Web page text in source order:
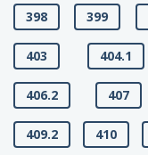
398 399
403 404.1
406.2 407
409.2 410